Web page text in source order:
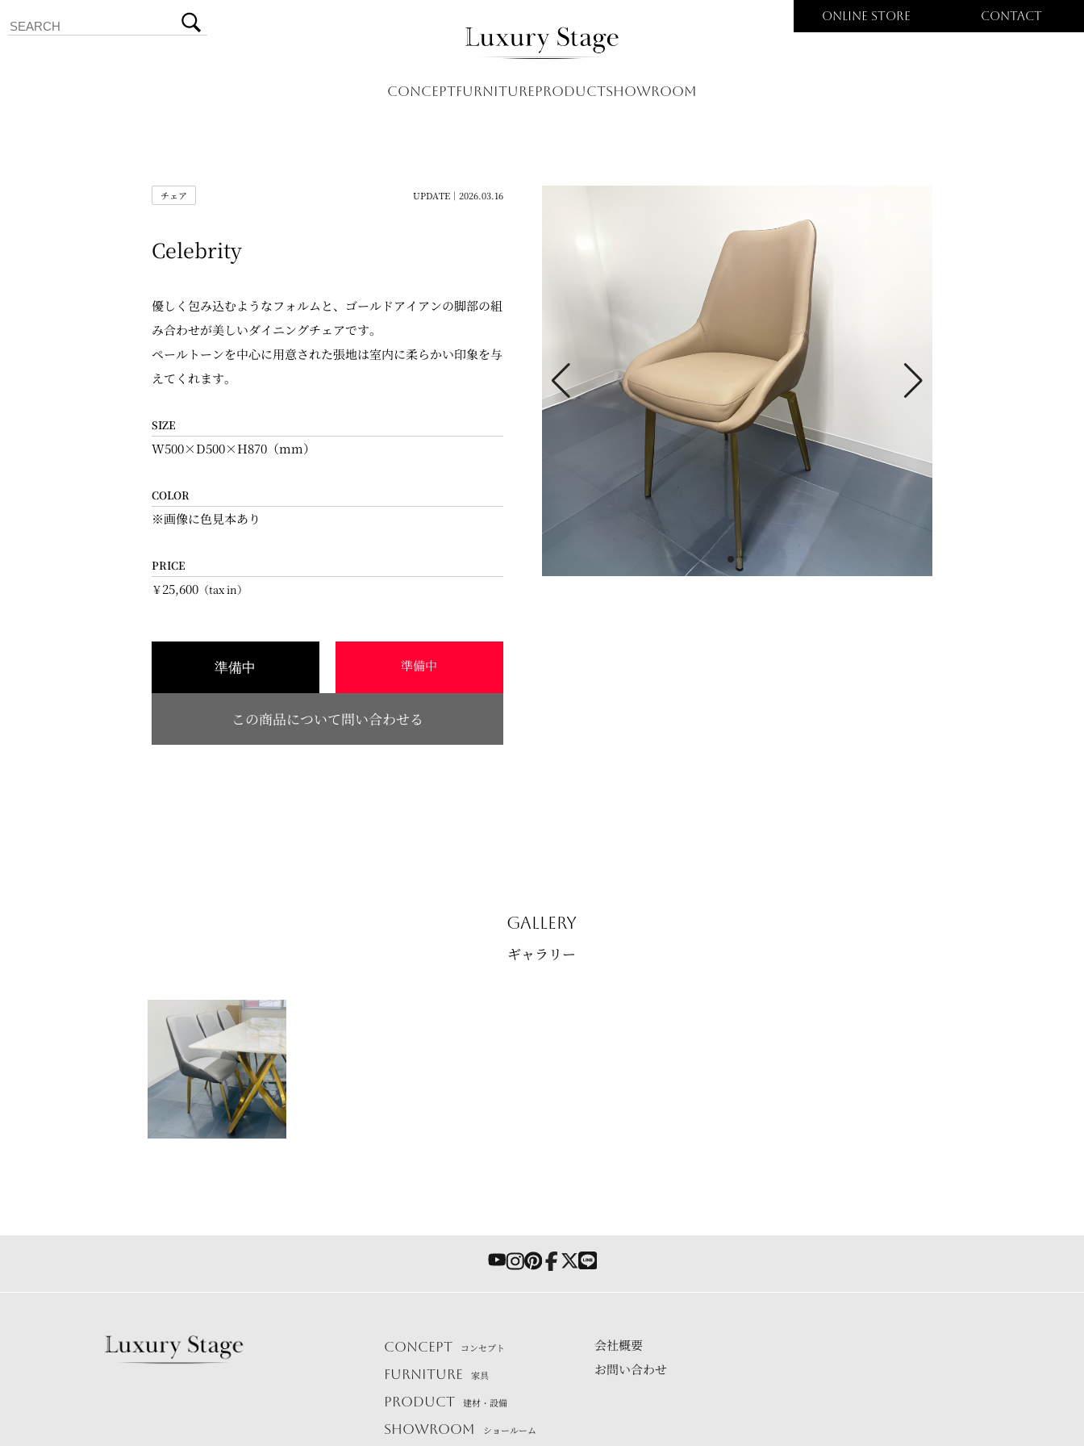
ONLINE STORE CONTACT
CONCEPTFURNITUREPRODUCTSHOWROOM
チェア UPDATE｜2026.03.16
Celebrity
優しく包み込むようなフォルムと、ゴールドアイアンの脚部の組
み合わせが美しいダイニングチェアです。
ペールトーンを中心に用意された張地は室内に柔らかい印象を与
えてくれます。
SIZE
W500×D500×H870（mm）
COLOR
※画像に色見本あり
PRICE
￥25,600 （tax in）
準備中 準備中
この商品について問い合わせる
GALLERY
ギャラリー
CONCEPT コンセプト
FURNITURE 家具
PRODUCT 建材・設備
SHOWROOM ショールーム
会社概要
お問い合わせ